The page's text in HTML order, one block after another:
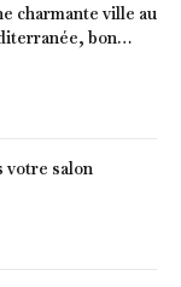
charmante ville au
bon
votre salon